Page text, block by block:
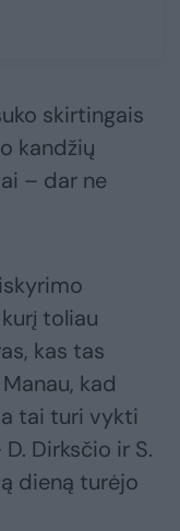
skirtingais
kandžių
– dar ne
toliau
kas tas
kad
tai turi vykti
Dirksčio ir S.
dieną turėjo